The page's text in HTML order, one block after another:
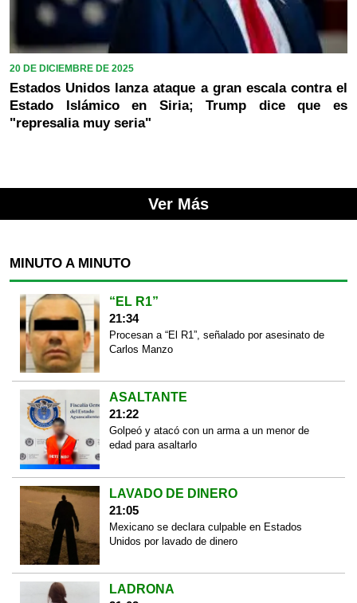
20 DE DICIEMBRE DE 2025
Estados Unidos lanza ataque a gran escala contra el
Estado Islámico en Siria; Trump dice que es
"represalia muy seria"
Ver Más
MINUTO A MINUTO
“EL R1”
21:34
Procesan a “El R1”, señalado por asesinato de
Carlos Manzo
ASALTANTE
21:22
Golpeó y atacó con un arma a un menor de
edad para asaltarlo
LAVADO DE DINERO
21:05
Mexicano se declara culpable en Estados
Unidos por lavado de dinero
LADRONA